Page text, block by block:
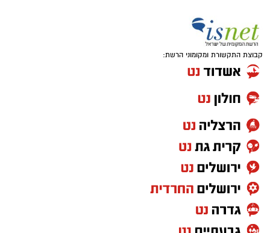
קבוצת התקשורת ומקומוני הרשת: